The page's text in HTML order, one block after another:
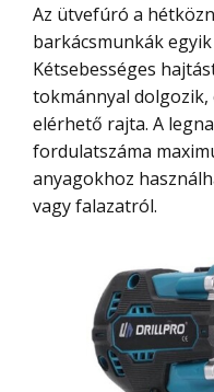
Az ütvefúró a hétköznapi szerelési és
barkácsmunkák
Kétsebességes
tokmánnyal
elérhető rajta. A
fordulatszáma
anyagokhoz
vagy falazatról.